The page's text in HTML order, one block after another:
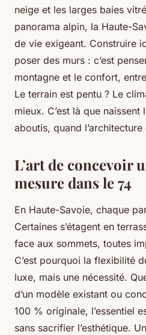
neige et les larges baies
panorama alpin, la Haute-
de vie exigeant. Construire
poser des murs : c’est
montagne et le confort,
Le terrain est pentu ? Le
mieux. C’est là que
aboutis, quand
L’art de concevoir
mesure dans le 74
En Haute-Savoie, chaque
Certaines s’étagent en
face aux sommets, toutes
C’est pourquoi la flexibilité
luxe, mais une nécessité.
d’un modèle existant ou
100 % originale, l’essentiel
sans sacrifier l’esthétique.